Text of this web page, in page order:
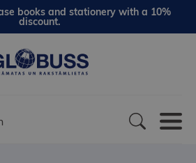
books and stationery with a 10%
discount.